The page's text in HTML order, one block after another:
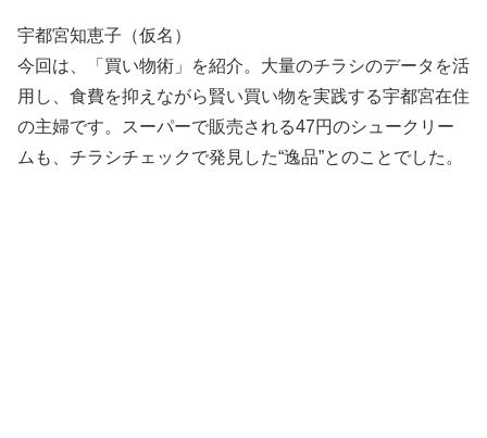
宇都宮知恵子（仮名）
今回は、「買い物術」を紹介。大量のチラシのデータを活
用し、食費を抑えながら賢い買い物を実践する宇都宮在住
の主婦です。スーパーで販売される47円のシュークリー
ムも、チラシチェックで発見した“逸品”とのことでした。